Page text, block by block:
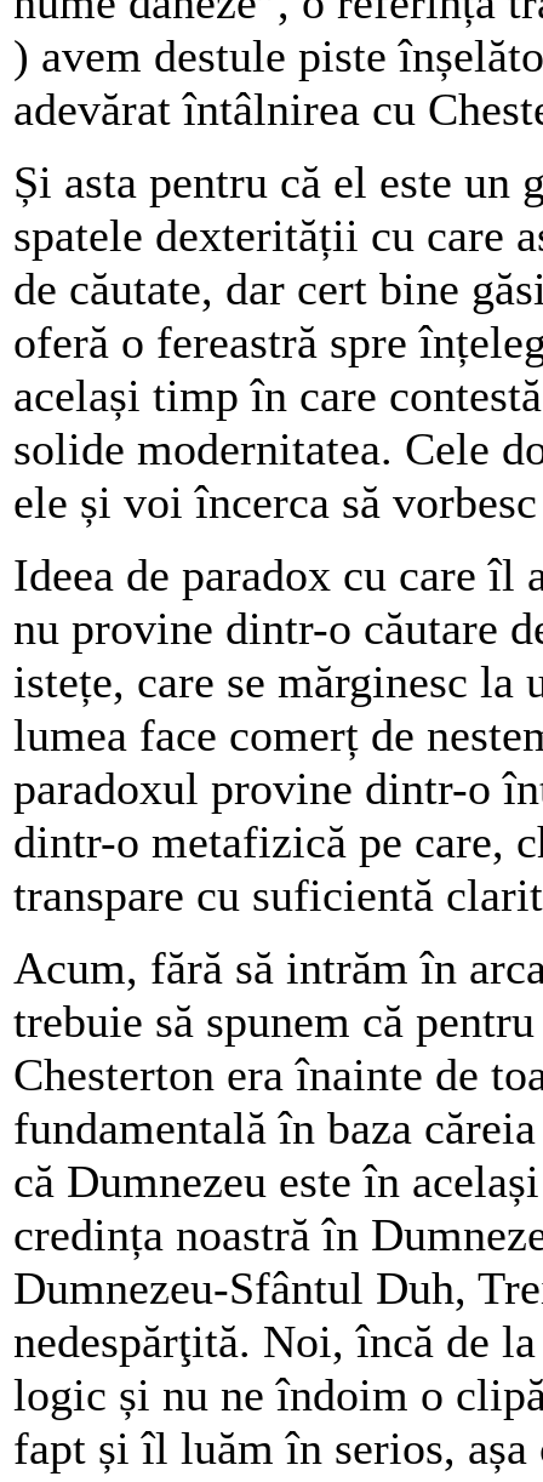
) avem destule piste
adevărat întâlnirea cu
Și asta pentru că el este
spatele dexterității cu care
de căutate, dar cert bine
oferă o fereastră spre
același timp în care
solide modernitatea. Cele
ele și voi încerca să
Ideea de paradox cu care îl
nu provine dintr-o căutare
istețe, care se mărginesc
lumea face comerț de
paradoxul provine dintr-o
dintr-o metafizică pe care,
transpare cu suficientă
Acum, fără să intrăm în
trebuie să spunem că
Chesterton era înainte de
fundamentală în baza
că Dumnezeu este în
credința noastră în
Dumnezeu-Sfântul Duh,
nedespărţită. Noi, încă de
logic și nu ne îndoim o
fapt și îl luăm în serios,